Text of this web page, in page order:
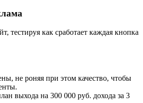
тестируя как сработает каждая кнопка
не роняя при этом качество, чтобы
выхода на 300 000 руб. дохода за 3